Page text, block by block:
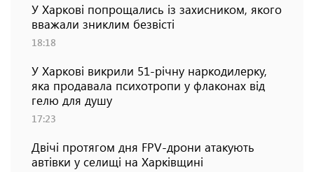
У Харкові попрощались із захисником, якого
вважали зниклим безвісті
18:18
У Харкові викрили 51-річну наркодилерку,
яка продавала психотропи у флаконах від
гелю для душу
17:23
Двічі протягом дня FPV-дрони атакують
автівки у селищі на Харківщині